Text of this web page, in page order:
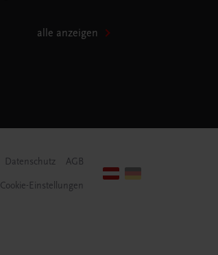
alle anzeigen
Datenschutz AGB
Cookie-Einstellungen